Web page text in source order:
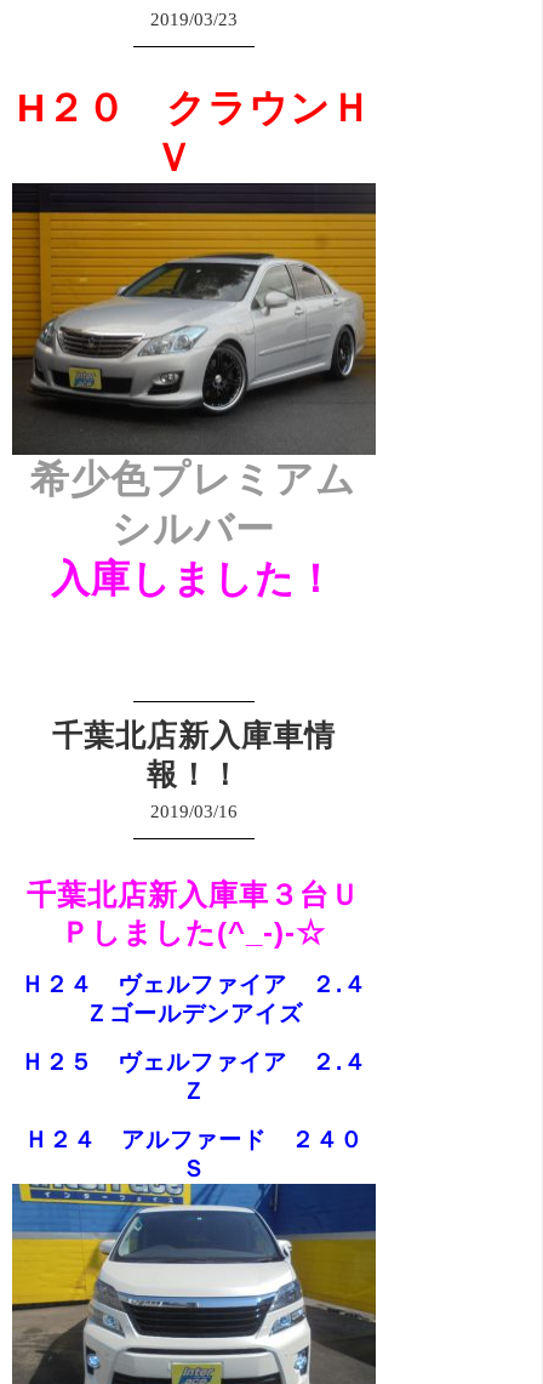
2019/03/23
H２０ クラウンＨ
Ｖ
希少色プレミアム
シルバー
入庫しました！
千葉北店新入庫車情
報！！
2019/03/16
千葉北店新入庫車３台Ｕ
Ｐしました(^_-)-☆
Ｈ２４ ヴェルファイア ２.４
Ｚゴールデンアイズ
Ｈ２５ ヴェルファイア ２.４
Ｚ
Ｈ２４ アルファード ２４０
Ｓ